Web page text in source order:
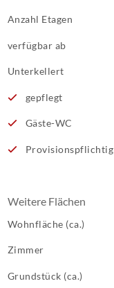
Anzahl Etagen
verfügbar ab
Unterkellert
gepflegt
Gäste-WC
Provisionspflichtig
Weitere Flächen
Wohnfläche (ca.)
Zimmer
Grundstück (ca.)